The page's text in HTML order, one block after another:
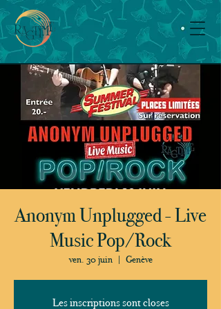
Anonym Unplugged - Live
Music Pop/Rock
ven. 30 juin
  |
Genève
Les inscriptions sont closes